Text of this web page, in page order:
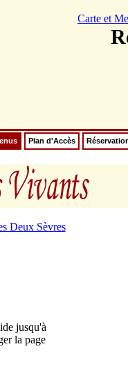
Carte et
Plan d'Accès
Deux Sèvres
jusqu'à
la page